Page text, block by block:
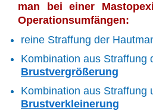
man bei einer
Operationsumfängen:
reine Straffung der
Kombination aus Straffung
Brustvergrößerung
Kombination aus Straffung
Brustverkleinerung